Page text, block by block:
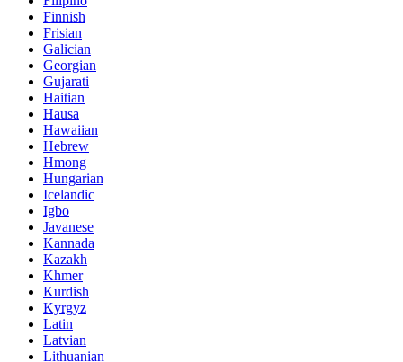
Finnish
Frisian
Galician
Georgian
Gujarati
Haitian
Hausa
Hawaiian
Hebrew
Hmong
Hungarian
Icelandic
Igbo
Javanese
Kannada
Kazakh
Khmer
Kurdish
Kyrgyz
Latin
Latvian
Lithuanian